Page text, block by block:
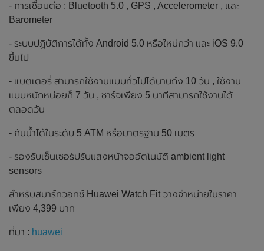
- การเชื่อมต่อ : Bluetooth 5.0 , GPS , Accelerometer , และ
Barometer
- ระบบปฏิบัติการได้ทั้ง Android 5.0 หรือใหม่กว่า และ iOS 9.0
ขึ้นไป
- แบตเตอรี่ สามารถใช้งานแบบทั่วไปได้นานถึง 10 วัน , ใช้งาน
แบบหนักหน่อยก็ 7 วัน , ชาร์จเพียง 5 นาทีสามารถใช้งานได้
ตลอดวัน
- กันน้ำได้ในระดับ 5 ATM หรือมาตรฐาน 50 เมตร
- รองรับเซ็นเซอร์ปรับแสงหน้าจออัตโนมัติ ambient light
sensors
สำหรับสมาร์ทวอทช์ Huawei Watch Fit วางจำหน่ายในราคา
เพียง 4,399 บาท
ที่มา : huawei